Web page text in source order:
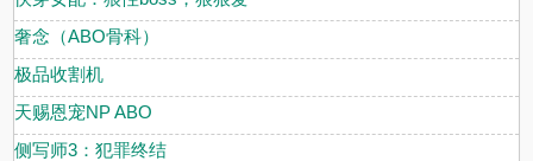
奢念（ABO骨科）
极品收割机
天赐恩宠NP ABO
侧写师3：犯罪终结